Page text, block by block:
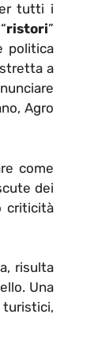
tutti i
ristori”
politica
a
Agro
come
dei
criticità
risulta
Una